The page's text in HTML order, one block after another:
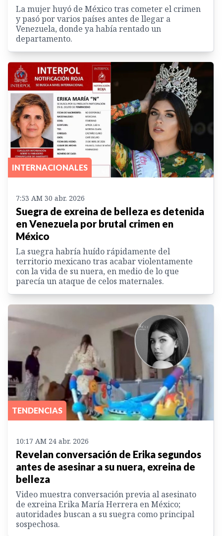
La mujer huyó de México tras cometer el crimen
y pasó por varios países antes de llegar a
Venezuela, donde ya había rentado un
departamento.
INTERNACIONALES
7:53 AM 30 abr. 2026
Suegra de exreina de belleza es detenida
en Venezuela por brutal crimen en
México
La suegra habría huído rápidamente del
territorio mexicano tras acabar violentamente
con la vida de su nuera, en medio de lo que
parecía un ataque de celos maternales.
TENDENCIAS
10:17 AM 24 abr. 2026
Revelan conversación de Erika segundos
antes de asesinar a su nuera, exreina de
belleza
Video muestra conversación previa al asesinato
de exreina Erika María Herrera en México;
autoridades buscan a su suegra como principal
sospechosa.